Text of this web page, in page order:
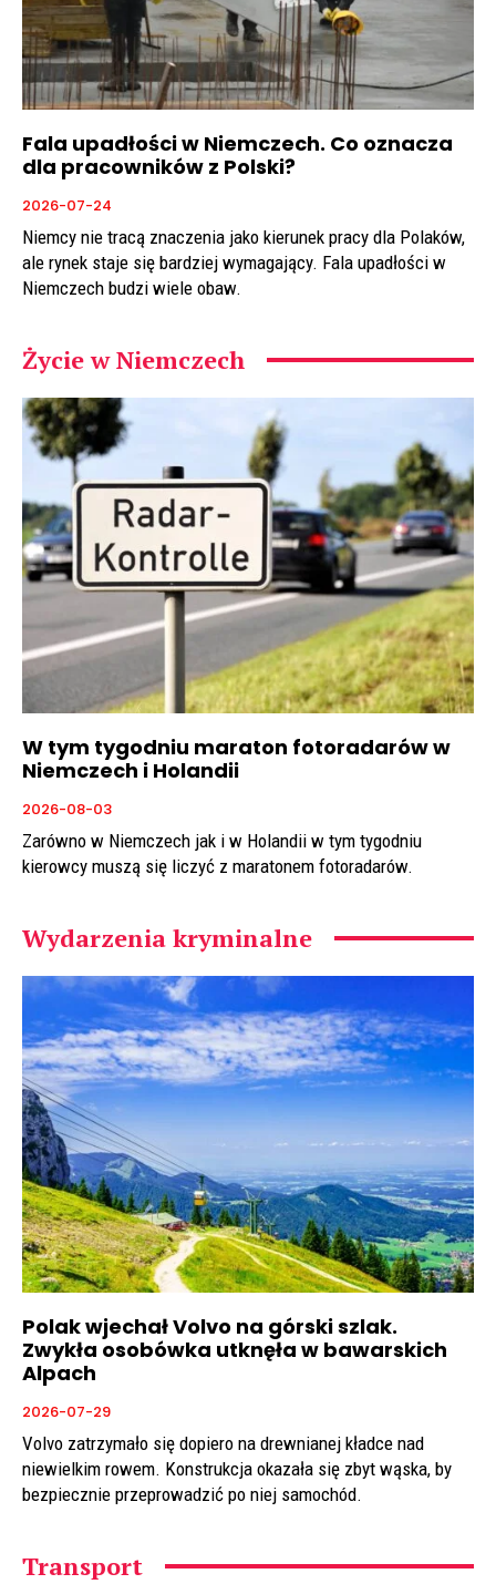
Fala upadłości w Niemczech. Co oznacza
dla pracowników z Polski?
2026-07-24
Niemcy nie tracą znaczenia jako kierunek pracy dla Polaków,
ale rynek staje się bardziej wymagający. Fala upadłości w
Niemczech budzi wiele obaw.
Życie w Niemczech
W tym tygodniu maraton fotoradarów w
Niemczech i Holandii
2026-08-03
Zarówno w Niemczech jak i w Holandii w tym tygodniu
kierowcy muszą się liczyć z maratonem fotoradarów.
Wydarzenia kryminalne
Polak wjechał Volvo na górski szlak.
Zwykła osobówka utknęła w bawarskich
Alpach
2026-07-29
Volvo zatrzymało się dopiero na drewnianej kładce nad
niewielkim rowem. Konstrukcja okazała się zbyt wąska, by
bezpiecznie przeprowadzić po niej samochód.
Transport